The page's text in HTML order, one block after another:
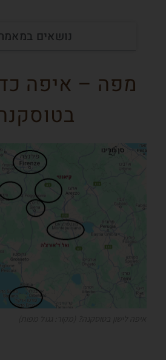
נושאים במאמר
מפה – איפה